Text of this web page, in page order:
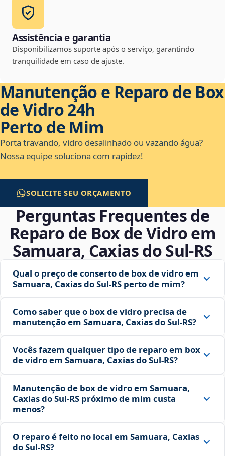
Assistência e garantia
Disponibilizamos suporte após o serviço, garantindo
tranquilidade em caso de ajuste.
Manutenção e Reparo de Box
de Vidro 24h
Perto de Mim
Porta travando, vidro desalinhado ou vazando água?
Nossa equipe soluciona com rapidez!
SOLICITE SEU ORÇAMENTO
Perguntas Frequentes de
Reparo de Box de Vidro em
Samuara, Caxias do Sul‑RS
Qual o preço de conserto de box de vidro em
Samuara, Caxias do Sul‑RS perto de mim?
Como saber que o box de vidro precisa de
manutenção em Samuara, Caxias do Sul‑RS?
Vocês fazem qualquer tipo de reparo em box
de vidro em Samuara, Caxias do Sul‑RS?
Manutenção de box de vidro em Samuara,
Caxias do Sul‑RS próximo de mim custa
menos?
O reparo é feito no local em Samuara, Caxias
do Sul‑RS?